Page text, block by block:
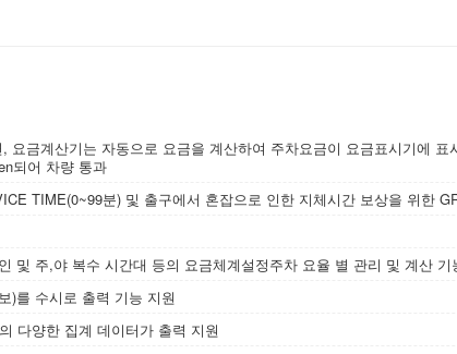
요금계산기는 자동으로 요금을 계산하여 주차요금이 요금표시기에
되어 차량 통과
TIME(0~99분) 및 출구에서 혼잡으로 인한 지체시간 보상을 위한
및 주,야 복수 시간대 등의 요금체계설정주차 요율 별 관리 및 계산 기
)를 수시로 출력 기능 지원
다양한 집계 데이터가 출력 지원